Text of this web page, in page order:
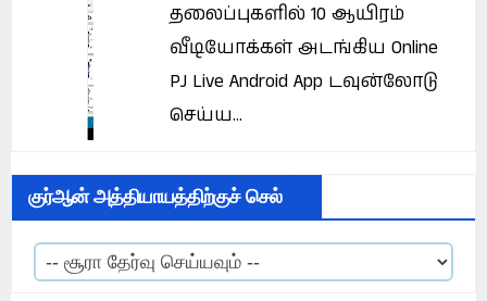
தலைப்புகளில் 10 ஆயிரம்
வீடியோக்கள் அடங்கிய Online
PJ Live Android App டவுன்லோடு
செய்ய...
குர்ஆன் அத்தியாயத்திற்குச் செல்